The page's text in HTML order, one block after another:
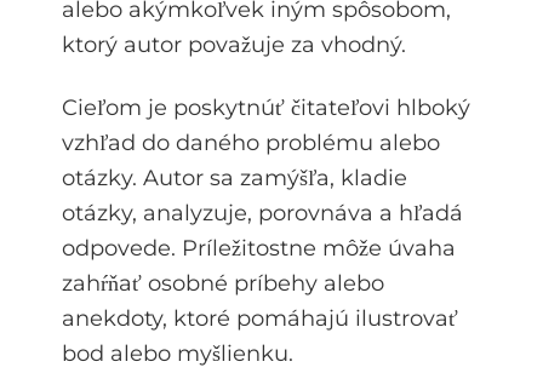
alebo akýmkoľvek iným spôsobom,
ktorý autor považuje za vhodný.
Cieľom je poskytnúť čitateľovi hlboký
vzhľad do daného problému alebo
otázky. Autor sa zamýšľa, kladie
otázky, analyzuje, porovnáva a hľadá
odpovede. Príležitostne môže úvaha
zahŕňať osobné príbehy alebo
anekdoty, ktoré pomáhajú ilustrovať
bod alebo myšlienku.